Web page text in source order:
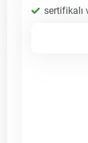
sertifikalı